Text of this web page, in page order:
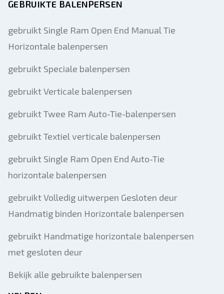
GEBRUIKTE BALENPERSEN
gebruikt Single Ram Open End Manual Tie
Horizontale balenpersen
gebruikt Speciale balenpersen
gebruikt Verticale balenpersen
gebruikt Twee Ram Auto-Tie-balenpersen
gebruikt Textiel verticale balenpersen
gebruikt Single Ram Open End Auto-Tie
horizontale balenpersen
gebruikt Volledig uitwerpen Gesloten deur
Handmatig binden Horizontale balenpersen
gebruikt Handmatige horizontale balenpersen
met gesloten deur
Bekijk alle gebruikte balenpersen